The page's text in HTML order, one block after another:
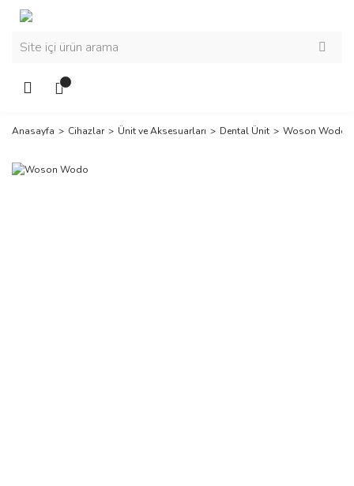
Anasayfa Cihazlar Ünit ve Aksesuarları Dental Ünit Woson Wodo